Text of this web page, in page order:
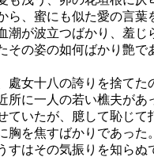
ら、蜜にも似た愛の言葉
潮が波立つばかり、羞じ
その姿の如何ばかり艶で
女十八の誇りを捨てた
に一人の若い樵夫があ
ていたが、臆して恥じて
胸を焦すばかりであった。
はその気振りを知らぬ